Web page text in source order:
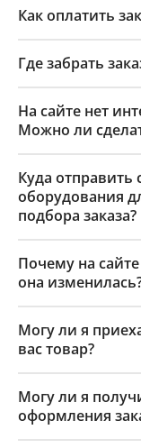
Как оплатить
Где забрать
На сайте нет
Можно ли
Куда отправить
оборудования
подбора заказа?
Почему на
она
Могу ли я
вас товар?
Могу ли я
оформления